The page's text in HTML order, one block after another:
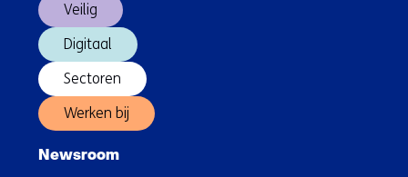
Veilig
Digitaal
Sectoren
Werken bij
Newsroom